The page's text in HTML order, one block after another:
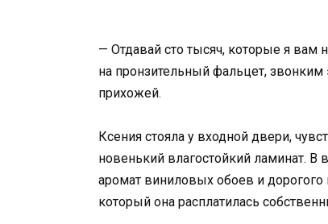
— Отдавай сто тысяч, которые я вам
на пронзительный фальцет,
прихожей.
Ксения стояла у входной двери,
новенький влагостойкий ламинат.
аромат виниловых обоев и
который она расплатилась